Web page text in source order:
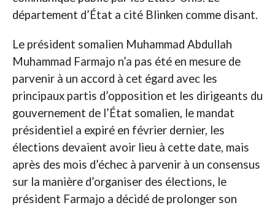
département d’État a cité Blinken comme disant.
Le président somalien Muhammad Abdullah
Muhammad Farmajo n’a pas été en mesure de
parvenir à un accord à cet égard avec les
principaux partis d’opposition et les dirigeants du
gouvernement de l’État somalien, le mandat
présidentiel a expiré en février dernier, les
élections devaient avoir lieu à cette date, mais
après des mois d’échec à parvenir à un consensus
sur la manière d’organiser des élections, le
président Farmajo a décidé de prolonger son